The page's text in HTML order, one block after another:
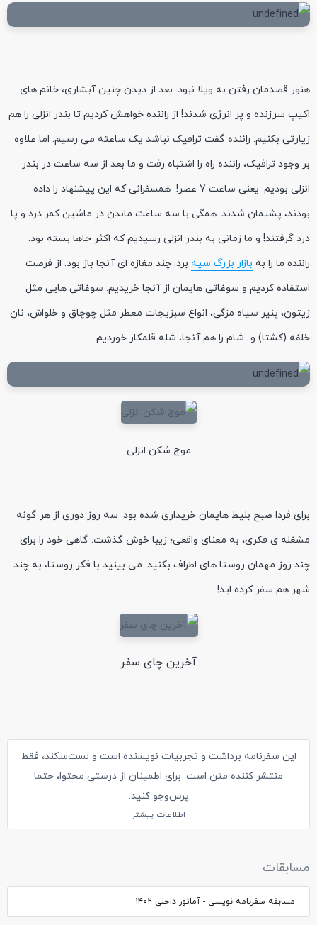
هنوز قصدمان رفتن به ویلا نبود. بعد از دیدن چنین آبشاری، خانم های
اکیپ سرزنده و پر انرژی شدند! از راننده خواهش کردیم تا بندر انزلی را هم
زیارتی بکنیم. راننده گفت ترافیک نباشد یک ساعته می رسیم. اما علاوه
بر وجود ترافیک، راننده راه را اشتباه رفت و ما بعد از سه ساعت در بندر
انزلی بودیم. یعنی ساعت 7 عصر! همسفرانی که این پیشنهاد را داده
بودند، پشیمان شدند. همگی با سه ساعت ماندن در ماشین کمر درد و پا
درد گرفتند! و ما زمانی به بندر انزلی رسیدیم که اکثر جاها بسته بود.
راننده ما را به بازار بزرگ سپه برد. چند مغازه ای آنجا باز بود. از فرصت
استفاده کردیم و سوغاتی هایمان از آنجا خریدیم. سوغاتی هایی مثل
زیتون، پنیر سیاه مزگی، انواع سبزیجات معطر مثل چوچاق و خلواش، نان
خلفه (کشتا) و...شام را هم آنجا، شله قلمکار خوردیم.
موج شکن انزلی
برای فردا صبح بلیط هایمان خریداری شده بود. سه روز دوری از هر گونه
مشغله ی فکری، به معنای واقعی؛ زیبا خوش گذشت. گاهی خود را برای
چند روز مهمان روستا های اطراف بکنید. می بینید با فکر روستا، به چند
شهر هم سفر کرده اید!
آخرین چای سفر
این سفرنامه برداشت و تجربیات نویسنده است و لست‌سکند، فقط
منتشر کننده متن است. برای اطمینان از درستی محتوا، حتما
پرس‌وجو کنید.
اطلاعات بیشتر
مسابقات
مسابقه سفرنامه نویسی - آماتور داخلی ۱۴۰۲